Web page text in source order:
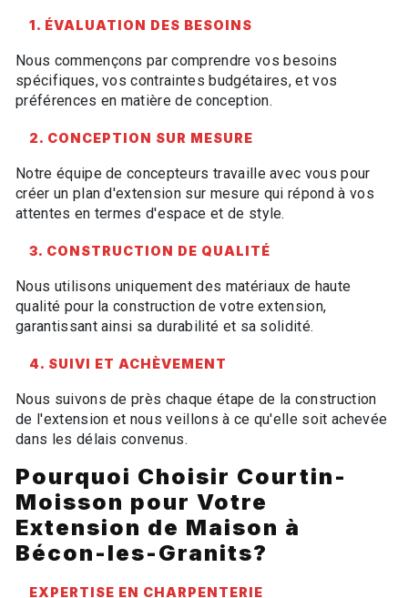
1. ÉVALUATION DES BESOINS
Nous commençons par comprendre vos besoins
spécifiques, vos contraintes budgétaires, et vos
préférences en matière de conception.
2. CONCEPTION SUR MESURE
Notre équipe de concepteurs travaille avec vous pour
créer un plan d'extension sur mesure qui répond à vos
attentes en termes d'espace et de style.
3. CONSTRUCTION DE QUALITÉ
Nous utilisons uniquement des matériaux de haute
qualité pour la construction de votre extension,
garantissant ainsi sa durabilité et sa solidité.
4. SUIVI ET ACHÈVEMENT
Nous suivons de près chaque étape de la construction
de l'extension et nous veillons à ce qu'elle soit achevée
dans les délais convenus.
Pourquoi Choisir Courtin-
Moisson pour Votre
Extension de Maison à
Bécon-les-Granits?
EXPERTISE EN CHARPENTERIE